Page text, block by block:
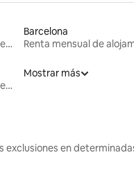
Renta mensual de alojamientos
Barcelona
Renta mensual de alojamientos
Mostrar más
exclusiones en